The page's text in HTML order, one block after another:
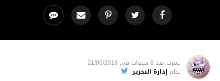
نشرت منذ 8 سنوات فى 21/06/2018
بقلم إدارة التحرير